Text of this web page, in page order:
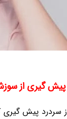
پیش گیری از
از سردرد پیش